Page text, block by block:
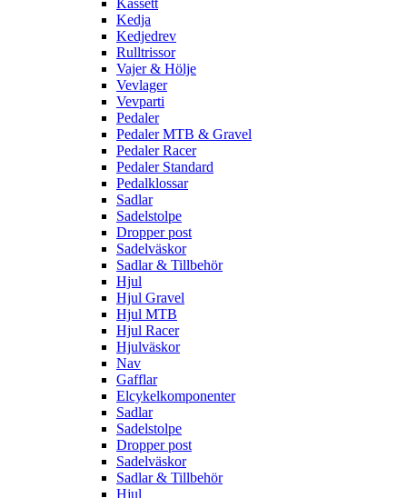
Kassett
Kedja
Kedjedrev
Rulltrissor
Vajer & Hölje
Vevlager
Vevparti
Pedaler
Pedaler MTB & Gravel
Pedaler Racer
Pedaler Standard
Pedalklossar
Sadlar
Sadelstolpe
Dropper post
Sadelväskor
Sadlar & Tillbehör
Hjul
Hjul Gravel
Hjul MTB
Hjul Racer
Hjulväskor
Nav
Gafflar
Elcykelkomponenter
Sadlar
Sadelstolpe
Dropper post
Sadelväskor
Sadlar & Tillbehör
Hjul